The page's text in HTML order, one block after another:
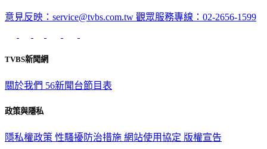
意見反映：service@tvbs.com.tw 觀眾服務專線：02-2656-1599
TVBS新聞網
關於我們 56新聞台節目表
政策與隱私
隱私權政策 性騷擾防治措施 網站使用協定 版權宣告